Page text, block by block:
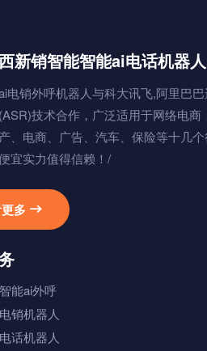
新销智能智能ai电话机器人
电销外呼机器人与科大讯飞,阿里巴
技术合作，广泛适用于网络电商
、电商、广告、汽车、保险等十几
宜实力值得信赖！/
多 
能ai外呼
销机器人
话机器人